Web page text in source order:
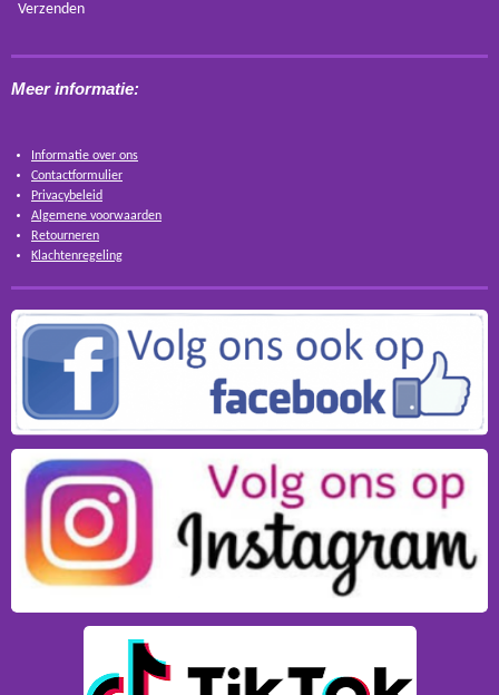
Verzenden
Meer informatie:
Informatie over ons
Contactformulier
Privacybeleid
Algemene voorwaarden
Retourneren
Klachtenregeling